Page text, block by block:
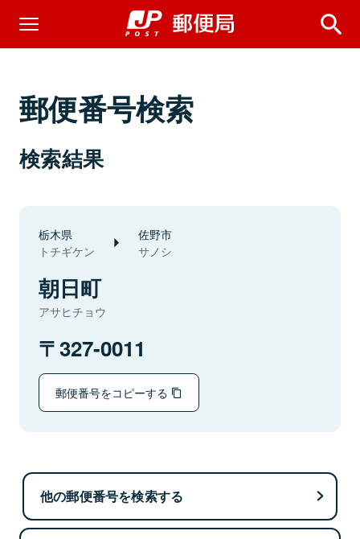
郵便番号検索
検索結果
栃木県
トチギケン
佐野市
サノシ
朝日町
アサヒチョウ
327-0011
郵便番号をコピーする
他の郵便番号を検索する